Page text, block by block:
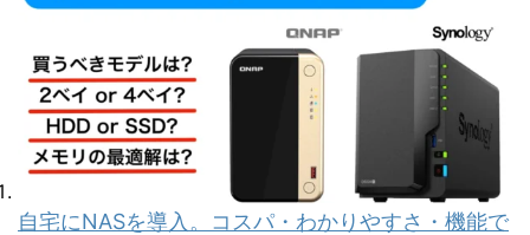
自宅にNASを導入。コスパ・わかりやすさ・機能で